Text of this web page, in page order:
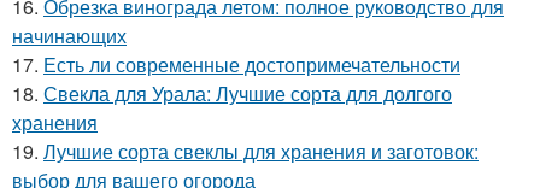
16. Обрезка винограда летом: полное руководство для
начинающих
17. Есть ли современные достопримечательности
18. Свекла для Урала: Лучшие сорта для долгого
хранения
19. Лучшие сорта свеклы для хранения и заготовок:
выбор для вашего огорода